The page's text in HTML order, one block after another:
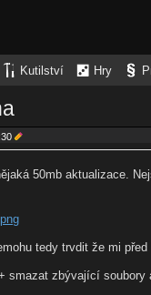
Kutilství Hry
50mb aktualizace.
tedy trvdit že mi
smazat zbývající soubory